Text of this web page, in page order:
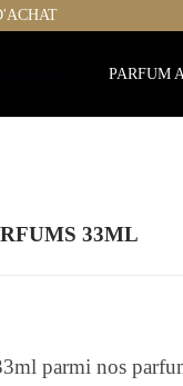
PARFUM
33ML
parmi nos